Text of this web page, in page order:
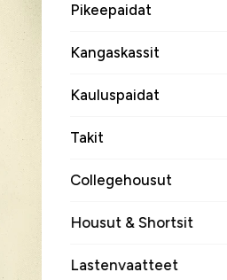
Pikeepaidat
Kangaskassit
Kauluspaidat
Takit
Collegehousut
Housut & Shortsit
Lastenvaatteet